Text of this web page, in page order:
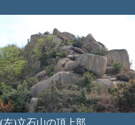
(左)立石山の頂上部 (右)